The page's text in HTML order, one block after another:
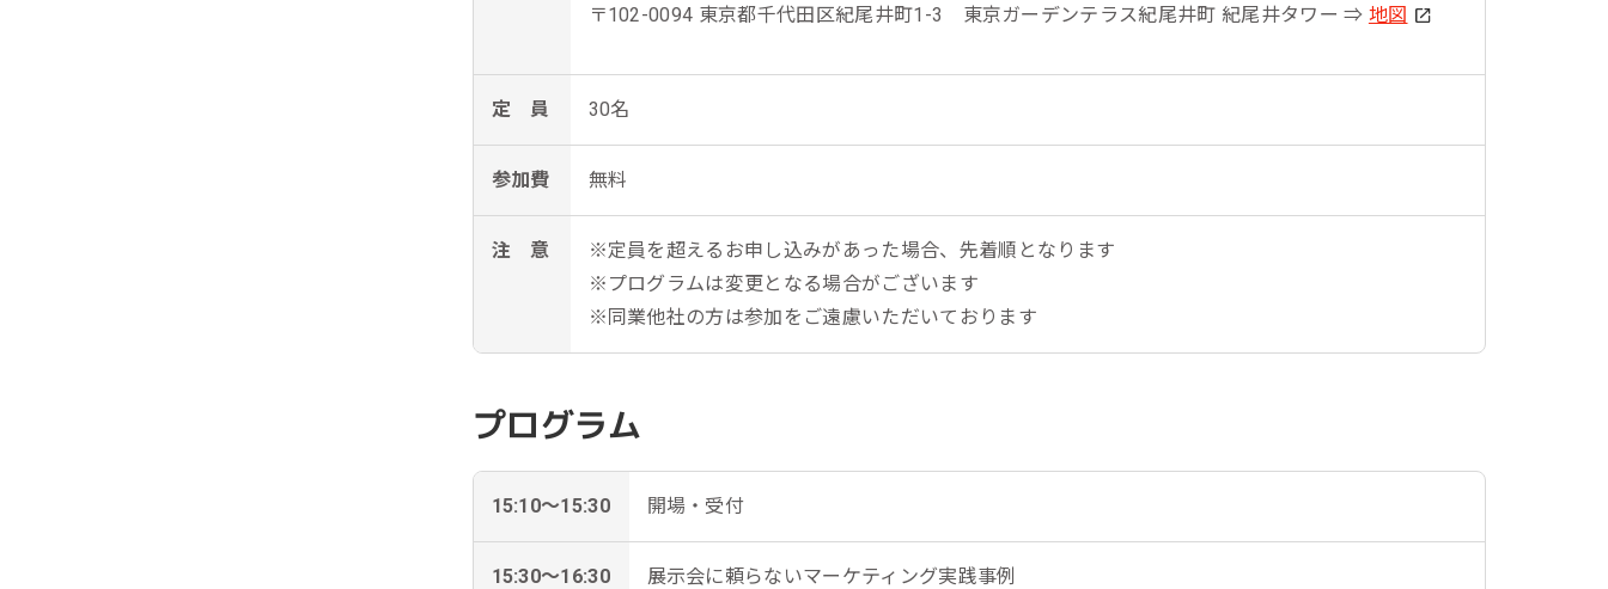
〒102-0094 東京都千代田区紀尾井町1-3 東京ガーデンテラス紀尾井町 紀尾井タワー ⇒ 地図
定 員 30名
参加費 無料
注 意
※定員を超えるお申し込みがあった場合、先着順となります
※プログラムは変更となる場合がございます
※同業他社の方は参加をご遠慮いただいております
プログラム
15:10～15:30 開場・受付
15:30～16:30
展示会に頼らないマーケティング実践事例